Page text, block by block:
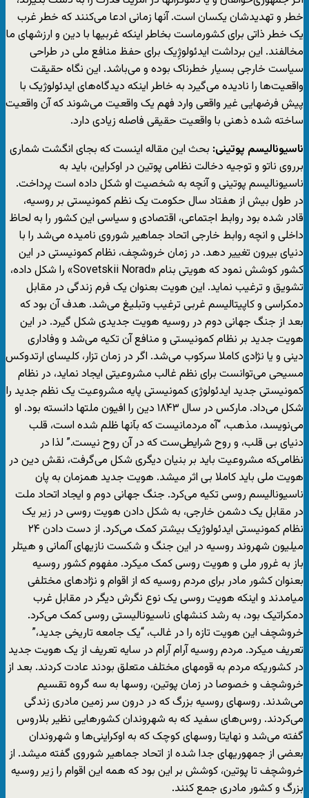
خطر و تهدیدشان یکسان است. آنها زمانی ادعا می‌کنند که خطر غرب
یک خطر ذاتی برای کشورماست بخاطر اینکه غربیها با دین و ارزشهای ما
مخالفند. این برداشت ایدئولوژِیک برای حفظ منافع ملی در طراحی
سیاست خارجی بسیار خطرناک بوده و می‌باشد. این نگاه حقیقت
واقعیت‌ها را نادیده می‌گیرد به خاطر اینکه دیدگاه‌های ایدئولوژیک با
پیش فرضهایی غیر واقعی وارد فهم یک واقعیت می‌شوند که آن واقعیت
ساخته شده ذهنی با واقعیت حقیقی فاصله زیادی دارد.
ناسیونالیسم پوتینی: بحث این مقاله اینست که بجای انگشت شماری
برروی ناتو و توجیه دخالت نظامی پوتین در اوکراین، باید به
ناسیونالیسم پوتینی و آنچه به شخصیت او شکل داده است پرداخت.
در طول بیش از هفتاد سال حکومت یک نظم کمونیستی بر روسیه،
قادر شده بود روابط اجتماعی، اقتصادی و سیاسی این کشور را به لحاظ
داخلی و انچه روابط خارجی اتحاد جماهیر شوروی نامیده می‌شد را با
دنیای بیرون تغییر دهد. در زمان خروشچف، نظام کمونیستی در این
کشور کوشش نمود که هویتی بنام «Sovetskii Norad» را شکل داده،
تشویق و ترغیب نماید. این هویت بعنوان یک فرم زندگی در مقابل
دمکراسی و کاپیتالیسم غربی ترغیب وتبلیغ می‌شد. هدف آن بود که
بعد از جنگ جهانی دوم در روسیه هویت جدیدی شکل گیرد. در این
هویت جدید بر نظام کمونیستی و منافع آن تکیه می‌شد و وفاداری
دینی و یا نژادی کاملا سرکوب می‌شد. اگر در زمان تزار، کلیسای ارتدوکس
مسیحی می‌توانست برای نظم غالب مشروعیتی ایجاد نماید، در نظام
کمونیستی جدید ایدئولوژی کمونیستی پایه مشروعیت یک نظم جدید را
شکل می‌داد. مارکس در سال ۱۸۴۳ دین را افیون ملتها دانسته بود. او
می‌نویسد، مذهب، “آه مردمانیست که بآنها ظلم شده است، قلب
دنیای بی قلب، و روح شرایطی‌ست که در آن روح نیست.” لذا در
نظامی‌که مشروعیت باید بر بنیان دیگری شکل می‌گرفت، نقش دین در
هویت ملی باید کاملا بی اثر میشد. هویت جدید همزمان به پان
ناسیونالیسم روسی تکیه می‌کرد. جنگ جهانی دوم و ایجاد اتحاد ملت
در مقابل یک دشمن خارجی، به شکل دادن هویت روسی در زیر یک
نظام کمونیستی ایدئولوژیک بیشتر کمک می‌کرد. از دست دادن ۲۴
میلیون شهروند روسیه در این جنگ و شکست نازیهای آلمانی و هیتلر
باز به غرور ملی و هویت روسی کمک میکرد. مفهوم کشور روسیه
بعنوان کشور مادر برای مردم روسیه که از اقوام و نژادهای مختلفی
میامدند و اینکه هویت روسی یک نوع نگرش دیگر در مقابل غرب
دمکراتیک بود، به رشد کنشهای ناسیونالیستی روسی کمک می‌کرد.
خروشچف این هویت تازه را در غالب، “یک جامعه تاریخی جدید،”
تعریف میکرد. مردم روسیه آرام آرام در سایه تعریف از یک هویت جدید
در کشوریکه مردم به قومهای مختلف متعلق بودند عادت کردند. بعد از
خروشچف و خصوصا در زمان پوتین، روسها به سه گروه تقسیم
می‌شدند. روسهای روسیه بزرگ که در درون سر زمین مادری زندگی
می‌کردند. روس‌های سفید که به شهروندان کشورهایی نظیر بلاروس
گفته می‌شد و نهایتا روسهای کوچک که به اوکراینی‌ها و شهروندان
بعضی از جمهوریهای جدا شده از اتحاد جماهیر شوروی گفته میشد. از
خروشچف تا پوتین، کوشش بر این بود که همه این اقوام را زیر روسیه
بزرگ و کشور مادری جمع کنند.